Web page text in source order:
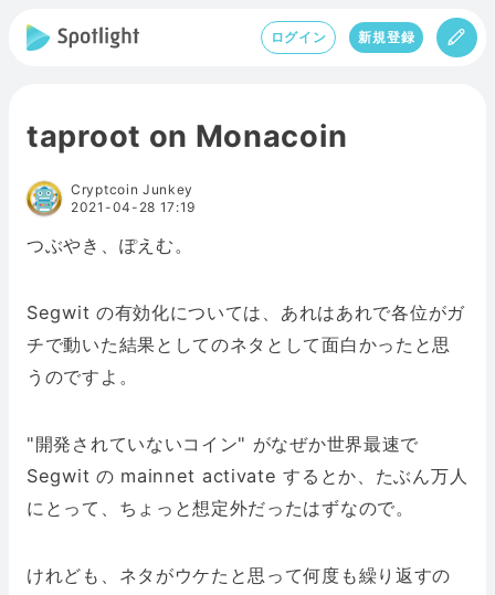
ログイン 新規登録
taproot on Monacoin
Cryptcoin Junkey
2021-04-28 17:19
つぶやき、ぽえむ。
Segwit の有効化については、あれはあれで各位がガ
チで動いた結果としてのネタとして面白かったと思
うのですよ。
"開発されていないコイン" がなぜか世界最速で
Segwit の mainnet activate するとか、たぶん万人
にとって、ちょっと想定外だったはずなので。
けれども、ネタがウケたと思って何度も繰り返すの